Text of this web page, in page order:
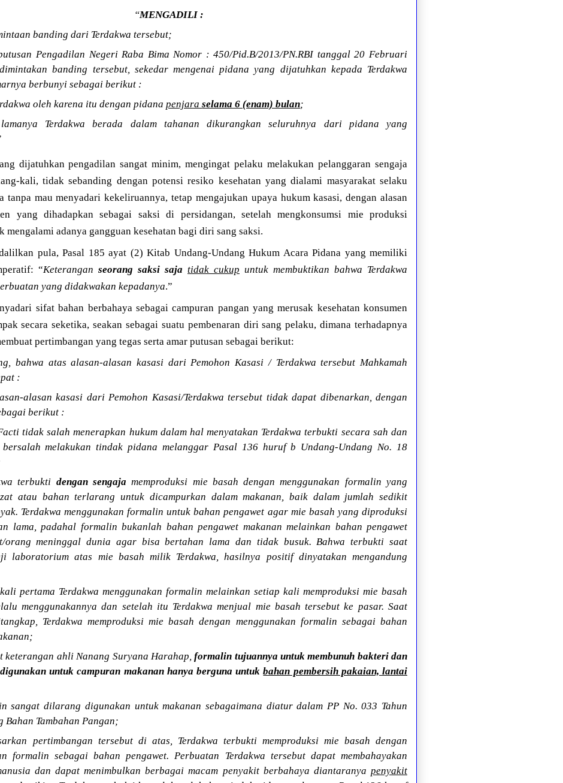
“MENGADILI :
banding dari Terdakwa tersebut;
Pengadilan Negeri Raba Bima Nomor : 450/Pid.B/2013/PN.RBI tanggal 20 Februari
banding tersebut, sekedar mengenai pidana yang dijatuhkan kepada Terdakwa
berbunyi sebagai berikut :
oleh karena itu dengan pidanapenjaraselama 6 (enam) bulan;
Terdakwa berada dalam tahanan dikurangkan seluruhnya dari pidana yang
dijatuhkan pengadilan sangat minim, mengingat pelaku melakukan pelanggaran sengaja
kali, tidak sebanding dengan potensi resiko kesehatan yang dialami masyarakat selaku
tanpa mau menyadari kekeliruannya, tetap mengajukan upaya hukum kasasi, dengan alasan
yang dihadapkan sebagai saksi di persidangan, setelah mengkonsumsi mie produksi
mengalami adanya gangguan kesehatan bagi diri sang saksi.
pula, Pasal 185 ayat (2) Kitab Undang-Undang Hukum Acara Pidana yang memiliki
“Keterangan seorang saksi saja tidak cukup untuk membuktikan bahwa Terdakwa
yang didakwakan kepadanya.”
sifat bahan berbahaya sebagai campuran pangan yang merusak kesehatan konsumen
secara seketika, seakan sebagai suatu pembenaran diri sang pelaku, dimana terhadapnya
pertimbangan yang tegas serta amar putusan sebagai berikut:
bahwa atas alasan-alasan kasasi dari Pemohon Kasasi / Terdakwa tersebut Mahkamah
:
alasan kasasi dari Pemohon Kasasi/Terdakwa tersebut tidak dapat dibenarkan, dengan
berikut :
tidak salah menerapkan hukum dalam hal menyatakan Terdakwa terbukti secara sah dan
bersalah melakukan tindak pidana melanggar Pasal 136 huruf b Undang-Undang No. 18
terbukti dengan sengaja memproduksi mie basah dengan menggunakan formalin yang
atau bahan terlarang untuk dicampurkan dalam makanan, baik dalam jumlah sedikit
Terdakwa menggunakan formalin untuk bahan pengawet agar mie basah yang diproduksi
lama, padahal formalin bukanlah bahan pengawet makanan melainkan bahan pengawet
orang meninggal dunia agar bisa bertahan lama dan tidak busuk. Bahwa terbukti saat
laboratorium atas mie basah milik Terdakwa, hasilnya positif dinyatakan mengandung
pertama Terdakwa menggunakan formalin melainkan setiap kali memproduksi mie basah
menggunakannya dan setelah itu Terdakwa menjual mie basah tersebut ke pasar. Saat
Terdakwa memproduksi mie basah dengan menggunakan formalin sebagai bahan
keterangan ahli Nanang Suryana Harahap,formalin tujuannya untuk membunuh bakteri dan
untuk campuran makanan hanya berguna untukbahan pembersih pakaian, lantai
sangat dilarang digunakan untuk makanan sebagaimana diatur dalam PP No. 033 Tahun
Bahan Tambahan Pangan;
pertimbangan tersebut di atas, Terdakwa terbukti memproduksi mie basah dengan
formalin sebagai bahan pengawet. Perbuatan Terdakwa tersebut dapat membahayakan
dan dapat menimbulkan berbagai macam penyakit berbahaya diantaranya penyakit